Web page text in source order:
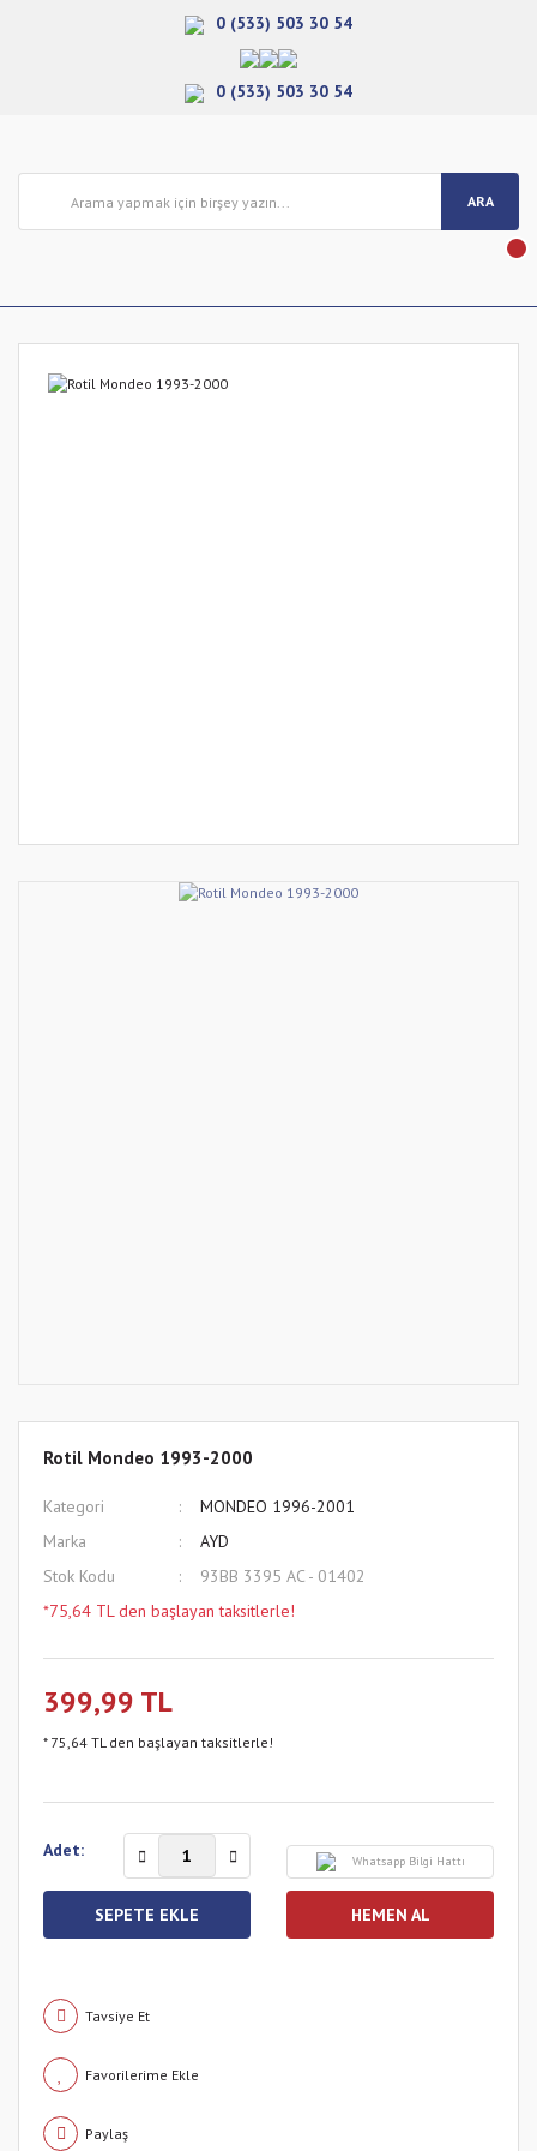
0 (533) 503 30 54
0 (533) 503 30 54
ARA
Rotil Mondeo 1993-2000
Kategori
MONDEO 1996-2001
Marka
AYD
Stok Kodu
93BB 3395 AC - 01402
*75,64 TL den başlayan taksitlerle!
399,99 TL
* 75,64 TL den başlayan taksitlerle!
Adet:
Whatsapp Bilgi Hattı
SEPETE EKLE HEMEN AL
Tavsiye Et
Paylaş